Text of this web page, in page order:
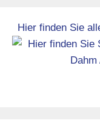
Hier finden Sie